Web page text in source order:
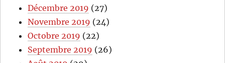
Décembre 2019 (27)
Novembre 2019 (24)
Octobre 2019 (22)
Septembre 2019 (26)